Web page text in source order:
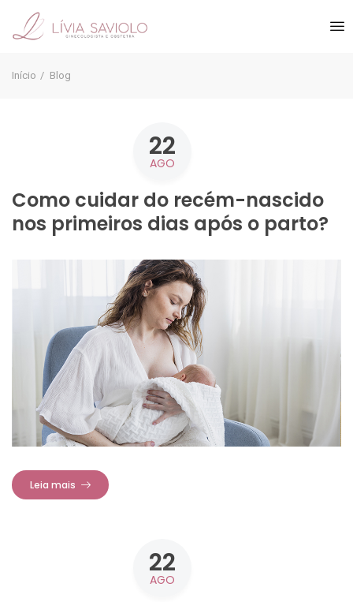
Início Blog
22
AGO
Como cuidar do recém-nascido
nos primeiros dias após o parto?
Leia mais
22
AGO